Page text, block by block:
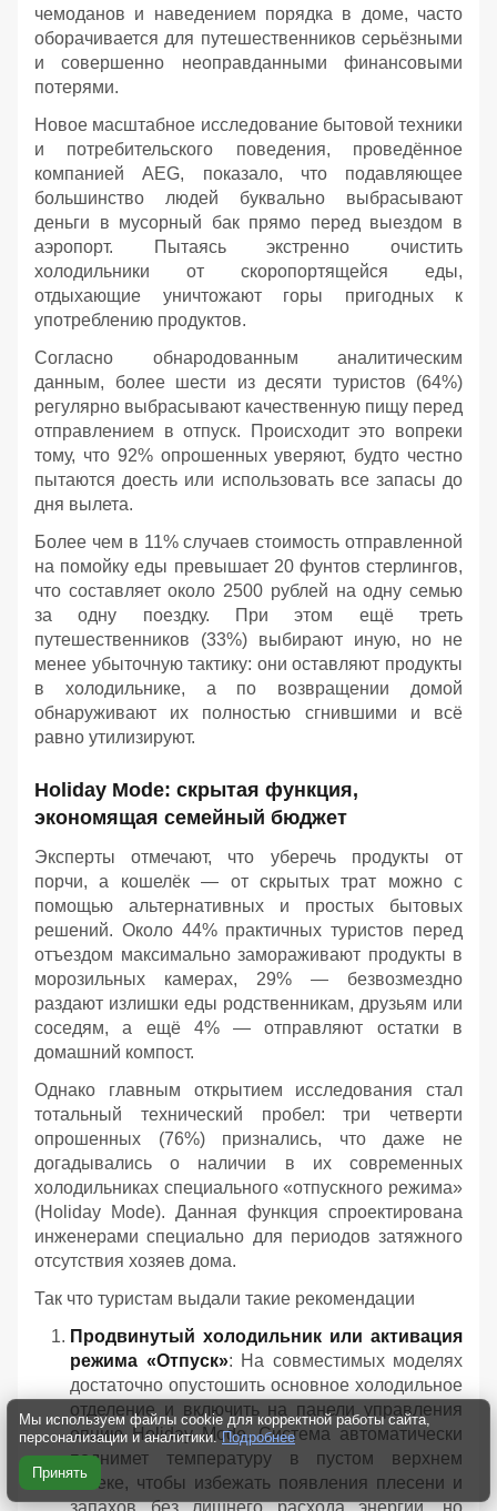
чемоданов и наведением порядка в доме, часто
оборачивается для путешественников серьёзными
и совершенно неоправданными финансовыми
потерями.
Новое масштабное исследование бытовой техники
и потребительского поведения, проведённое
компанией AEG, показало, что подавляющее
большинство людей буквально выбрасывают
деньги в мусорный бак прямо перед выездом в
аэропорт. Пытаясь экстренно очистить
холодильники от скоропортящейся еды,
отдыхающие уничтожают горы пригодных к
употреблению продуктов.
Согласно обнародованным аналитическим
данным, более шести из десяти туристов (64%)
регулярно выбрасывают качественную пищу перед
отправлением в отпуск. Происходит это вопреки
тому, что 92% опрошенных уверяют, будто честно
пытаются доесть или использовать все запасы до
дня вылета.
Более чем в 11% случаев стоимость отправленной
на помойку еды превышает 20 фунтов стерлингов,
что составляет около 2500 рублей на одну семью
за одну поездку. При этом ещё треть
путешественников (33%) выбирают иную, но не
менее убыточную тактику: они оставляют продукты
в холодильнике, а по возвращении домой
обнаруживают их полностью сгнившими и всё
равно утилизируют.
Holiday Mode: скрытая функция,
экономящая семейный бюджет
Эксперты отмечают, что уберечь продукты от
порчи, а кошелёк — от скрытых трат можно с
помощью альтернативных и простых бытовых
решений. Около 44% практичных туристов перед
отъездом максимально замораживают продукты в
морозильных камерах, 29% — безвозмездно
раздают излишки еды родственникам, друзьям или
соседям, а ещё 4% — отправляют остатки в
домашний компост.
Однако главным открытием исследования стал
тотальный технический пробел: три четверти
опрошенных (76%) признались, что даже не
догадывались о наличии в их современных
холодильниках специального «отпускного режима»
(Holiday Mode). Данная функция спроектирована
инженерами специально для периодов затяжного
отсутствия хозяев дома.
Так что туристам выдали такие рекомендации
Продвинутый холодильник или активация
режима «Отпуск»: На совместимых моделях
достаточно опустошить основное холодильное
отделение и включить на панели управления
опцию Holiday Mode. Система автоматически
поднимет температуру в пустом верхнем
отсеке, чтобы избежать появления плесени и
запахов без лишнего расхода энергии, но
Мы используем файлы cookie для корректной работы сайта,
персонализации и аналитики. Подробнее
Принять